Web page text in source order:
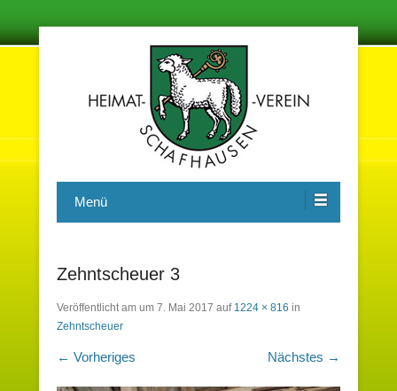
Heimatverein Schafhausen e.V.
Menü
Zehntscheuer 3
Veröffentlicht am um 7. Mai 2017 auf 1224 × 816 in
Zehntscheuer
← Vorheriges Nächstes →